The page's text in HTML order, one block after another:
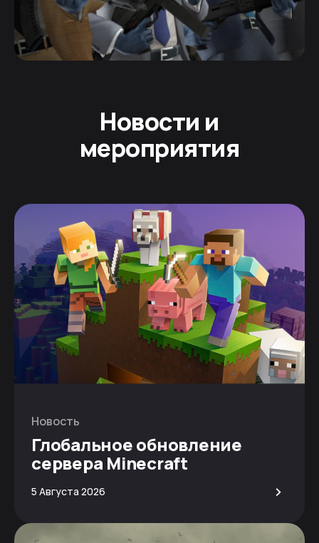
Новости и
мероприятия
Новость
Глобальное обновление
сервера Minecraft
5 Августа 2026 >